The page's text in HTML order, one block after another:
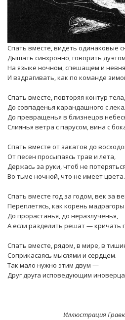
Спать вместе, видеть одинаковые
Дышать синхронно, говорить дуэтом
На языке ночном, спешащем и
И вздрагивать, как по команде
Спать вместе, повторяя контур тела,
До совпаденья карандашного с
До превращенья в близнецов
Слиянья ветра с парусом, вина с
Спать вместе от закатов до
От песен просыпаясь трав и лета,
Держась за руки, чтоб не
Во тьме ночной, что не имеет цвета.
Спать вместе год за годом, век за
Переплетясь, как корень
До прорастанья, до неразлученья,
А если разделить решат — кричать
Спать вместе, рядом, в мире, в
Соприкасаясь мыслями и сердцем.
Так мало нужно этим двум —
Друг друга исповедующим
Иллюстрация